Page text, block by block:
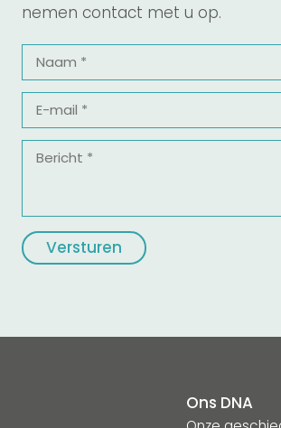
nemen contact met u op.
Naam
E-
mail
*
Bericht
Ons DNA